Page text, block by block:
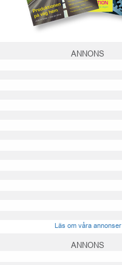
ANNONS
Läs om våra annonser
ANNONS